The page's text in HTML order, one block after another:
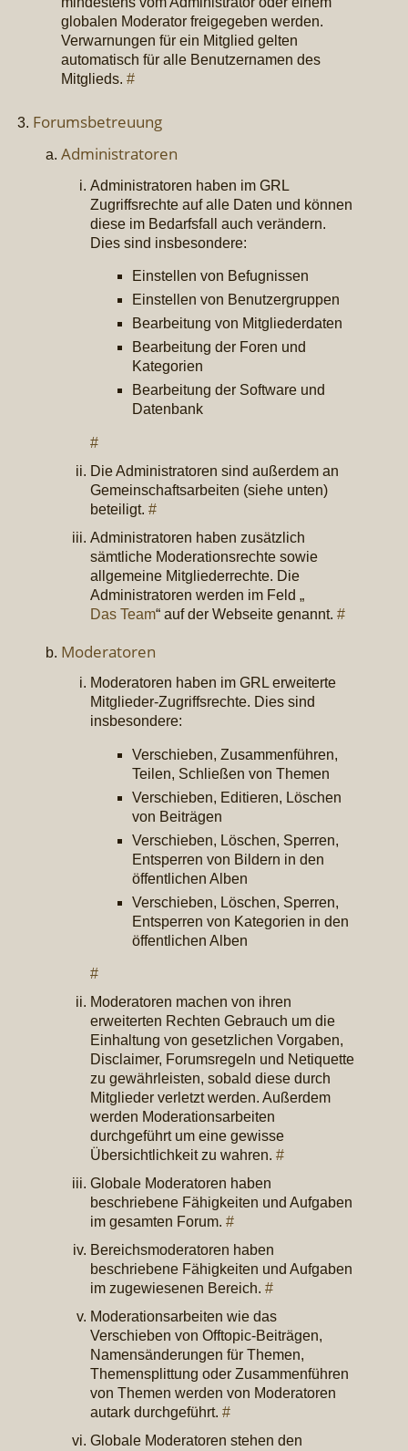
globalen Moderator freigegeben werden.
Verwarnungen für ein Mitglied gelten
automatisch für alle Benutzernamen des
Mitglieds.#
Forumsbetreuung
Administratoren
Administratoren haben im GRL
Zugriffsrechte auf alle Daten und können
diese im Bedarfsfall auch verändern.
Dies sind insbesondere:
Einstellen von Befugnissen
Einstellen von Benutzergruppen
Bearbeitung von Mitgliederdaten
Bearbeitung der Foren und
Kategorien
Bearbeitung der Software und
Datenbank
#
Die Administratoren sind außerdem an
Gemeinschaftsarbeiten (siehe unten)
beteiligt. #
Administratoren haben zusätzlich
sämtliche Moderationsrechte sowie
allgemeine Mitgliederrechte. Die
Administratoren werden im Feld „
Das Team“ auf der Webseite genannt. #
Moderatoren
Moderatoren haben im GRL erweiterte
Mitglieder-Zugriffsrechte. Dies sind
insbesondere:
Verschieben, Zusammenführen,
Teilen, Schließen von Themen
Verschieben, Editieren, Löschen
von Beiträgen
Verschieben, Löschen, Sperren,
Entsperren von Bildern in den
öffentlichen Alben
Verschieben, Löschen, Sperren,
Entsperren von Kategorien in den
öffentlichen Alben
#
Moderatoren machen von ihren
erweiterten Rechten Gebrauch um die
Einhaltung von gesetzlichen Vorgaben,
Disclaimer, Forumsregeln und Netiquette
zu gewährleisten, sobald diese durch
Mitglieder verletzt werden. Außerdem
werden Moderationsarbeiten
durchgeführt um eine gewisse
Übersichtlichkeit zu wahren. #
Globale Moderatoren haben
beschriebene Fähigkeiten und Aufgaben
im gesamten Forum. #
Bereichsmoderatoren haben
beschriebene Fähigkeiten und Aufgaben
im zugewiesenen Bereich. #
Moderationsarbeiten wie das
Verschieben von Offtopic-Beiträgen,
Namensänderungen für Themen,
Themensplittung oder Zusammenführen
von Themen werden von Moderatoren
autark durchgeführt. #
Globale Moderatoren stehen den